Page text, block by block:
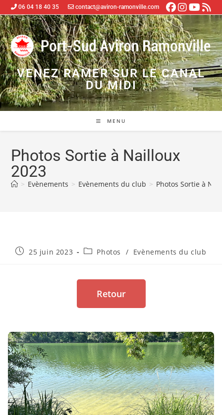
06 04 18 40 35 contact@aviron-ramonville.com
VENEZ RAMER SUR LE CANAL
DU MIDI
MENU
Photos Sortie à Nailloux
2023
> Evènements > Evènements du club > Photos Sortie à
25 juin 2023 Photos / Evènements du club
Retour